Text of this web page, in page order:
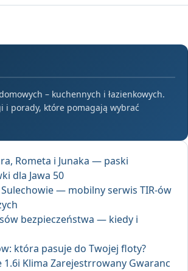
– kuchennych i łazienkowych.
i porady, które pomagają wybrać
Rometa i Junaka — paski
dla Jawa 50
— mobilny serwis TIR-ów
bezpieczeństwa — kiedy i
która pasuje do Twojej floty?
1.6i Klima Zarejestrrowany Gwaranc